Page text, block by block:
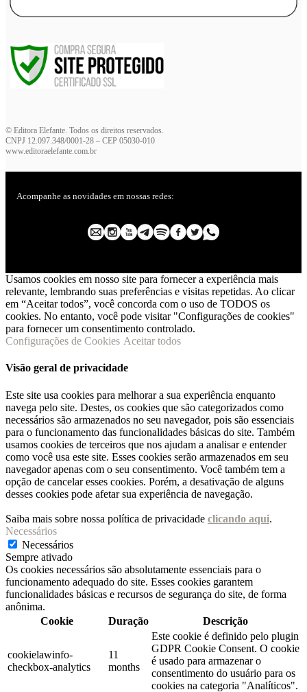
© Editora Elefante. Todos os direitos reservados.
CNPJ 12.097.348/0001-28 – CEP 05030-010
www.editoraelefante.com.br
Acompanhe as novidades em nossas redes:
Usamos cookies em nosso site para fornecer a experiência mais
relevante, lembrando suas preferências e visitas repetidas. Ao clicar
em “Aceitar todos”, você concorda com o uso de TODOS os
cookies. No entanto, você pode visitar "Configurações de cookies"
para fornecer um consentimento controlado.
Configurações de Cookies Aceitar todos
Visão geral de privacidade
Este site usa cookies para melhorar a sua experiência enquanto
navega pelo site. Destes, os cookies que são categorizados como
necessários são armazenados no seu navegador, pois são essenciais
para o funcionamento das funcionalidades básicas do site. Também
usamos cookies de terceiros que nos ajudam a analisar e entender
como você usa este site. Esses cookies serão armazenados em seu
navegador apenas com o seu consentimento. Você também tem a
opção de cancelar esses cookies. Porém, a desativação de alguns
desses cookies pode afetar sua experiência de navegação.
Saiba mais sobre nossa política de privacidade clicando aqui.
Necessários
Necessários
Sempre ativado
Os cookies necessários são absolutamente essenciais para o
funcionamento adequado do site. Esses cookies garantem
funcionalidades básicas e recursos de segurança do site, de forma
anônima.
Cookie
Duração Descrição
cookielawinfo-
checkbox-analytics
11
months
Este cookie é definido pelo plugin
GDPR Cookie Consent. O cookie
é usado para armazenar o
consentimento do usuário para os
cookies na categoria "Analíticos".